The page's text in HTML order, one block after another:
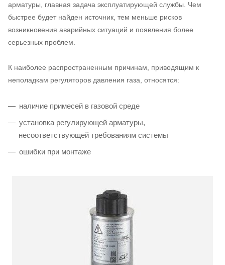
арматуры, главная задача эксплуатирующей службы. Чем
быстрее будет найден источник, тем меньше рисков
возникновения аварийных ситуаций и появления более
серьезных проблем.
К наиболее распространенным причинам, приводящим к
неполадкам регуляторов давления газа, относятся:
наличие примесей в газовой среде
установка регулирующей арматуры,
несоответствующей требованиям системы
ошибки при монтаже